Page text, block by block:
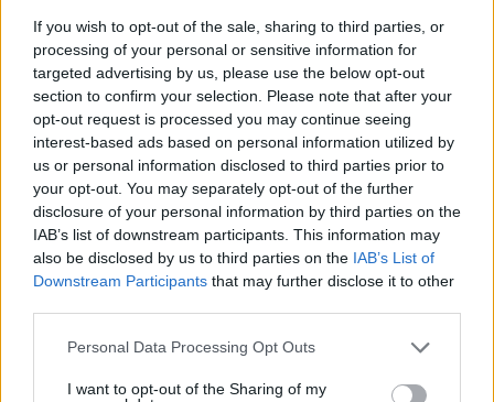
If you wish to opt-out of the sale, sharing to third parties, or
processing of your personal or sensitive information for
targeted advertising by us, please use the below opt-out
section to confirm your selection. Please note that after your
opt-out request is processed you may continue seeing
interest-based ads based on personal information utilized by
us or personal information disclosed to third parties prior to
your opt-out. You may separately opt-out of the further
disclosure of your personal information by third parties on the
IAB’s list of downstream participants. This information may
also be disclosed by us to third parties on the IAB’s List of
Downstream Participants that may further disclose it to other
Please note that this website/app uses one or more Google
not limited to your visit or usage behaviour. You may click to
Personal Data Processing Opt Outs
I want to opt-out of the Sharing of my
στην απολογία